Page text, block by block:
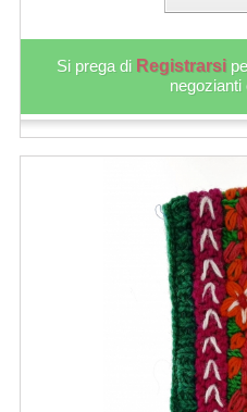
Si prega di Registrarsi
negozianti